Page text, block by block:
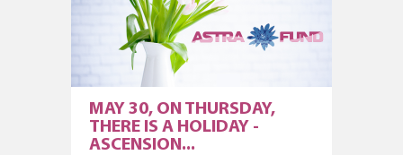
MAY 30, ON THURSDAY,
THERE IS A HOLIDAY -
ASCENSION...